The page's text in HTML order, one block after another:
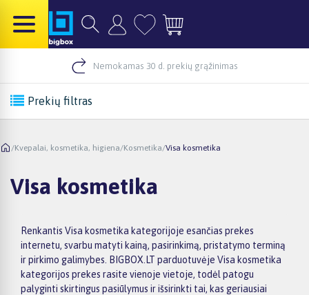
Nemokamas 30 d. prekių grąžinimas
Prekių filtras
/Kvepalai, kosmetika, higiena/Kosmetika/Visa kosmetika
Visa kosmetika
Renkantis Visa kosmetika kategorijoje esančias prekes
internetu, svarbu matyti kainą, pasirinkimą, pristatymo terminą
ir pirkimo galimybes. BIGBOX.LT parduotuvėje Visa kosmetika
kategorijos prekes rasite vienoje vietoje, todėl patogu
palyginti skirtingus pasiūlymus ir išsirinkti tai, kas geriausiai